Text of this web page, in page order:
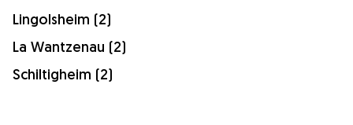
Lingolsheim (2)
La Wantzenau (2)
Schiltigheim (2)